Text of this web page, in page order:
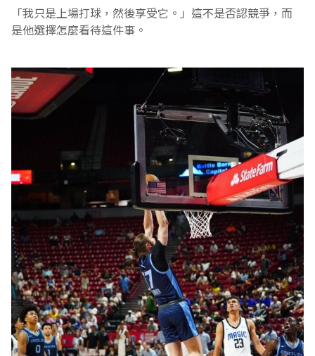
「我只是上場打球，然後享受它。」這不是否認競爭，而
是他選擇怎麼看待這件事。